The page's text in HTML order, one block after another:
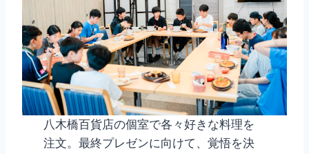
八木橋百貨店の個室で各々好きな料理を
注文。最終プレゼンに向けて、覚悟を決